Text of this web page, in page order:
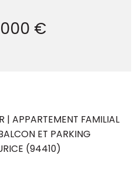
€
| APPARTEMENT FAMILIAL
ET PARKING
(94410)